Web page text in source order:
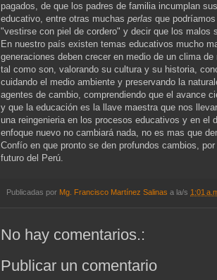
pagados, de que los padres de familia incumplan
educativo, entre otras muchas perlas que
"vestirse con piel de cordero" y decir que los malos
En nuestro país existen temas educativos mucho
generaciones deben crecer en medio de un clima
tal como son, valorando su cultura y su historia,
cuidando el medio ambiente y preservando la
agentes de cambio, comprendiendo que el avance
y que la educación es la llave maestra que nos
una reingenieria en los procesos educativos y en el
enfoque nuevo no cambiará nada, no es mas que
Confío en que pronto se den profundos cambios,
futuro del Perú.
Publicadas por Mg. Francisco Martínez Salinas a la/s 1:01
No hay comentarios.:
Publicar un comentario